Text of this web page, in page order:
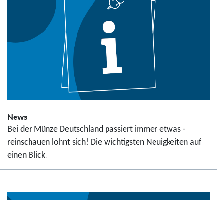
News
Bei der Münze Deutschland passiert immer etwas -
reinschauen lohnt sich! Die wichtigsten Neuigkeiten auf
einen Blick.